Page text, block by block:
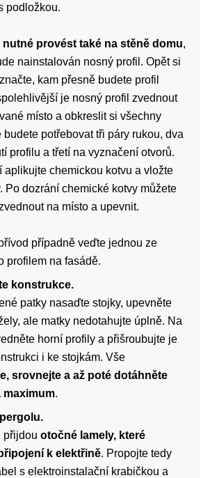
podložkou.
nutné provést také na stěně domu,
nainstalován nosný profil. Opět si
kam přesně budete profil
je nosný profil zvednout
místo a obkreslit si všechny
budete potřebovat tři páry rukou, dva
profilu a třetí na vyznačení otvorů.
aplikujte chemickou kotvu a vložte
Po dozrání chemické kotvy můžete
na místo a upevnit.
případně veďte jednou ze
profilem na fasádě.
konstrukce.
patky nasaďte stojky, upevněte
ale matky nedotahujte úplně. Na
horní profily a přišroubujte je
i ke stojkám. Vše
srovnejte a až poté dotáhněte
maximum.
přijdou otočné lamely, které
k elektřině. Propojte tedy
s elektroinstalační krabičkou a